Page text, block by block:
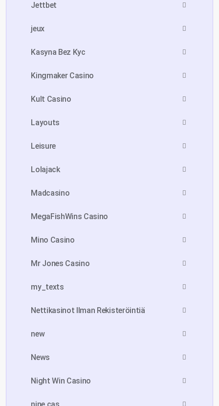
Jettbet
jeux
Kasyna Bez Kyc
Kingmaker Casino
Kult Casino
Layouts
Leisure
Lolajack
Madcasino
MegaFishWins Casino
Mino Casino
Mr Jones Casino
my_texts
Nettikasinot Ilman Rekisteröintiä
new
News
Night Win Casino